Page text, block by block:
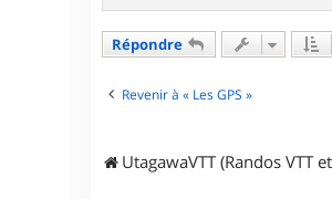
Répondre
Revenir à « Les GPS »
UtagawaVTT (Randos VTT